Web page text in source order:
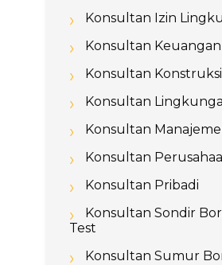
Konsultan Izin
Konsultan Keuangan
Konsultan Konstruksi
Konsultan
Konsultan
Konsultan
Konsultan Pribadi
Konsultan Sondir
Test
Konsultan Sumur